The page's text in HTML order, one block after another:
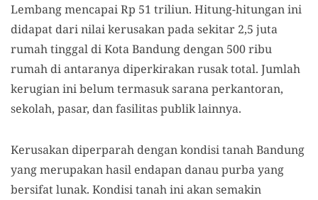
Lembang mencapai Rp 51 triliun. Hitung-hitungan ini
didapat dari nilai kerusakan pada sekitar 2,5 juta
rumah tinggal di Kota Bandung dengan 500 ribu
rumah di antaranya diperkirakan rusak total. Jumlah
kerugian ini belum termasuk sarana perkantoran,
sekolah, pasar, dan fasilitas publik lainnya.
Kerusakan diperparah dengan kondisi tanah Bandung
yang merupakan hasil endapan danau purba yang
bersifat lunak. Kondisi tanah ini akan semakin